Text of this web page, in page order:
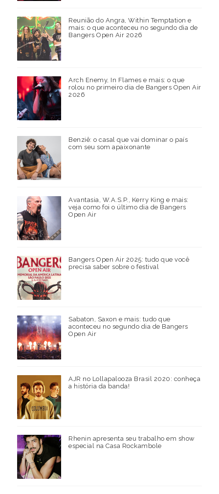
Reunião do Angra, Within Temptation e
mais: o que aconteceu no segundo dia de
Bangers Open Air 2026
Arch Enemy, In Flames e mais: o que
rolou no primeiro dia de Bangers Open Air
2026
Benziê: o casal que vai dominar o país
com seu som apaixonante
Avantasia, W.A.S.P., Kerry King e mais:
veja como foi o último dia de Bangers
Open Air
Bangers Open Air 2025: tudo que você
precisa saber sobre o festival
Sabaton, Saxon e mais: tudo que
aconteceu no segundo dia de Bangers
Open Air
AJR no Lollapalooza Brasil 2020: conheça
a história da banda!
Rhenin apresenta seu trabalho em show
especial na Casa Rockambole